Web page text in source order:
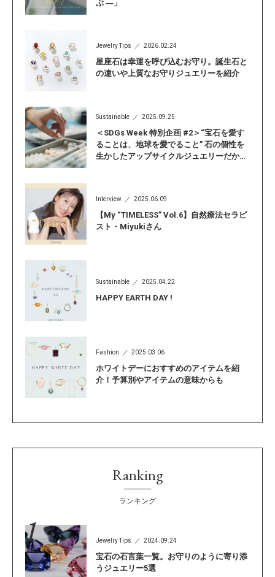
ぶ ―」
Jewelry Tips 2026.02.24
星座石は幸運を呼び込むお守り。誕生石と
の違いや上質なお守りジュエリーを紹介
Sustainable 2025.09.25
＜SDGs Week 特別企画 #2＞“宝石を愛す
ることは、地球を愛でること” 石の個性を
生かしたアップサイクルジュエリーだから
Interview 2025.06.09
【My “TIMELESS” Vol.6】自然療法セラピ
スト・Miyukiさん
Sustainable 2025.04.22
HAPPY EARTH DAY !
Fashion 2025.03.06
ホワイトデーにおすすめのアイテムを紹
介！予算別やアイテムの意味からも
Ranking
ランキング
Jewelry Tips 2024.09.24
宝石の石言葉一覧。お守りのように寄り添
うジュエリー5選